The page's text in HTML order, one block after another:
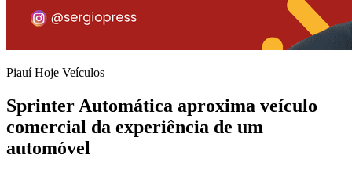
Piauí Hoje Veículos
Sprinter Automática aproxima veículo
comercial da experiência de um
automóvel